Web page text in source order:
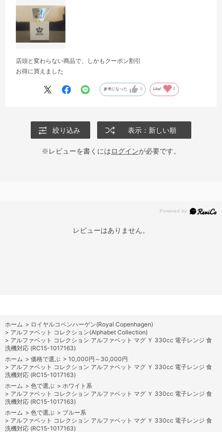
店頭と変わらない商品で、しかもクーポン割引
お得に買えました
参考になった 0 Like! 0
絞り込み 表示：新しい順
※レビューを書くにはログインが必要です。
レビューはありません。
ホーム > ロイヤルコペンハーゲン(Royal Copenhagen)
> アルファベット コレクション(Alphabet Collection)
> アルファベット コレクション アルファベット マグ Ｙ 330cc 電子レンジ 食
洗機対応 (RC15-1017163)
ホーム > 価格で選ぶ > 10,000円～30,000円
> アルファベット コレクション アルファベット マグ Ｙ 330cc 電子レンジ 食
洗機対応 (RC15-1017163)
ホーム > 色で選ぶ > ホワイト系
> アルファベット コレクション アルファベット マグ Ｙ 330cc 電子レンジ 食
洗機対応 (RC15-1017163)
ホーム > 色で選ぶ > ブルー系
> アルファベット コレクション アルファベット マグ Ｙ 330cc 電子レンジ 食
洗機対応 (RC15-1017163)